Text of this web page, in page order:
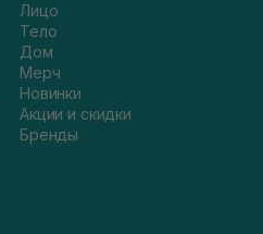
Лицо
Тело
Дом
Мерч
Новинки
Акции и скидки
Бренды